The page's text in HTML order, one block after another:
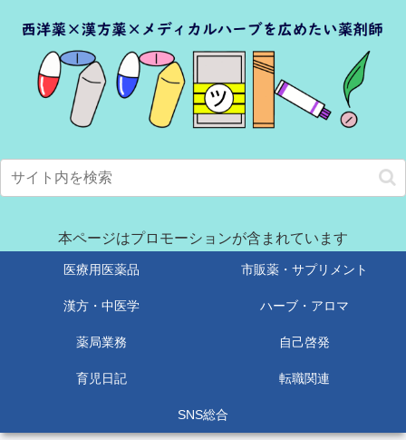
本ページはプロモーションが含まれています
医療用医薬品 市販薬・サプリメント
漢方・中医学 ハーブ・アロマ
薬局業務 自己啓発
育児日記 転職関連
SNS総合